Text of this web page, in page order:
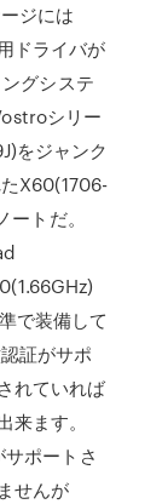
ジには
ドライバが
グシステ
シリー
をジャンク
X60(1706-
トだ。
で装備して
証がサポ
れていれば
ます。
ポートさ
せんが